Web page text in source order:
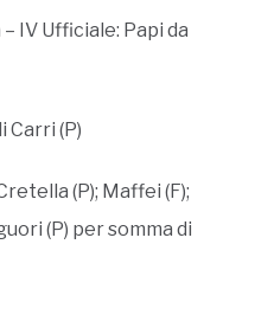
IV Ufficiale: Papi da
Carri (P)
(P); Maffei (F);
(P) per somma di